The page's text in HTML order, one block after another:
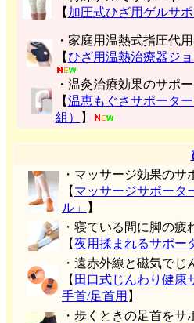
【 加圧式ひざ用ゲルサ
・家庭用温熱式指圧代
【ひざ用温熱治療器ジ
・温灸治療効果のサポ
【温恵もぐさサポータ
組）
】
・マッサージ効果のサ
【 マッサージサポータ
ル」
】
・寝ている間に脚の疲
【夜用揉まれるサポー
・遠赤外線と磁気でじ
【 田口式じんわり健康
手首/足首用 】
・歩くときの足首をサ